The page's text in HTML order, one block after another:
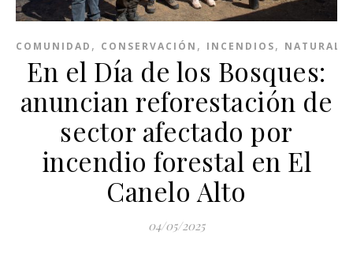
COMUNIDAD , CONSERVACIÓN , INCENDIOS,
En el Día de los Bosques:
anuncian reforestación de
sector afectado por
incendio forestal en El
Canelo Alto
04/05/2025